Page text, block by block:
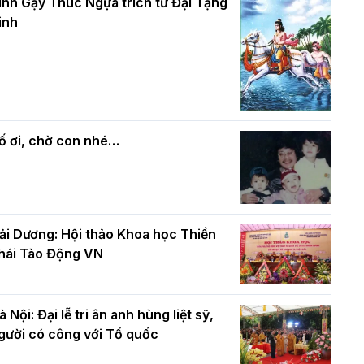
mừng Đại lễ Phật đản PL.2570 –
mùa Phật đản PL.2570
Phật giáo chính tín Phần 7: Luật nhân
quả
ơi, chờ con nhé…
Dương: Hội thảo Khoa học Thiền
Tào Động VN
Nội: Đại lễ tri ân anh hùng liệt sỹ,
có công với Tổ quốc